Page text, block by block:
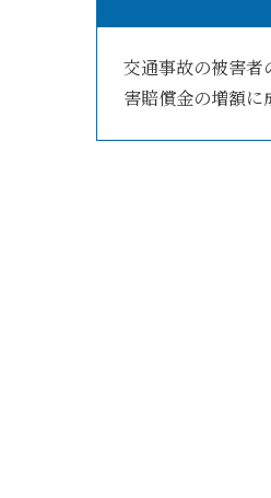
交通事故の被害者
害賠償金の増額に